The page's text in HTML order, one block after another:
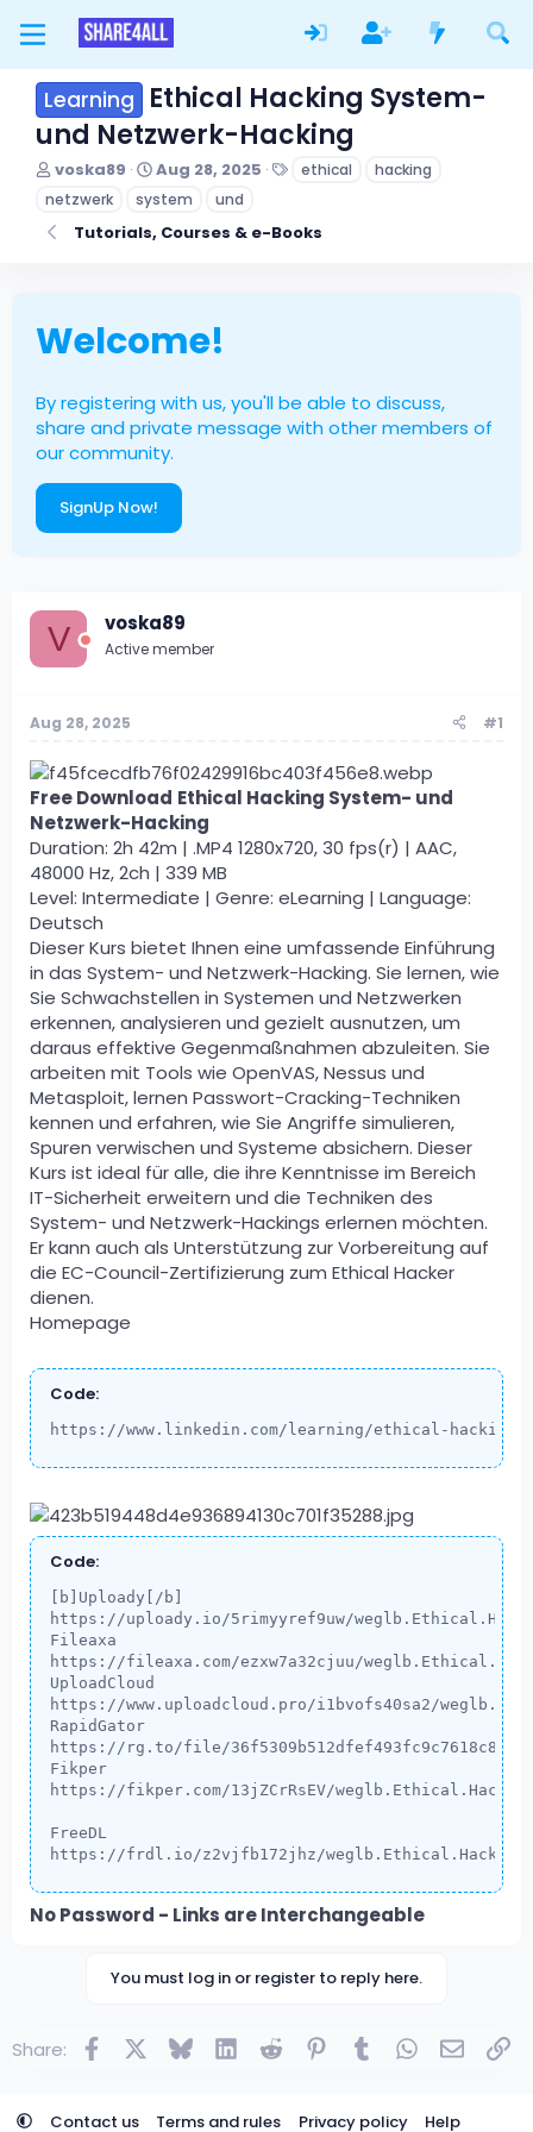
Learning
Ethical Hacking System-
und Netzwerk-Hacking
T
r
e
a
r
e
r
voska89
S
a
e
Aug 28, 2025
s
ethical
hacking
netzwerk
system und
Tutorials, Courses & e-Books
Welcome!
By registering with us, you'll be able to discuss,
share and private message with other members of
our community.
SignUp Now!
V voska89
Active member
Aug 28, 2025 #1
Free Download Ethical Hacking System- und
Netzwerk-Hacking
Duration: 2h 42m | .MP4 1280x720, 30 fps(r) | AAC,
48000 Hz, 2ch | 339 MB
Level: Intermediate | Genre: eLearning | Language:
Deutsch
Dieser Kurs bietet Ihnen eine umfassende Einführung
in das System- und Netzwerk-Hacking. Sie lernen, wie
Sie Schwachstellen in Systemen und Netzwerken
erkennen, analysieren und gezielt ausnutzen, um
daraus effektive Gegenmaßnahmen abzuleiten. Sie
arbeiten mit Tools wie OpenVAS, Nessus und
Metasploit, lernen Passwort-Cracking-Techniken
kennen und erfahren, wie Sie Angriffe simulieren,
Spuren verwischen und Systeme absichern. Dieser
Kurs ist ideal für alle, die ihre Kenntnisse im Bereich
IT-Sicherheit erweitern und die Techniken des
System- und Netzwerk-Hackings erlernen möchten.
Er kann auch als Unterstützung zur Vorbereitung auf
die EC-Council-Zertifizierung zum Ethical Hacker
dienen.
Homepage
Code:
https://www.linkedin.com/learning/ethical-hacking-
Code:
[b]Uploady[/b]
https://uploady.io/5rimyyref9uw/
Fileaxa
https://fileaxa.com/ezxw7a32cjuu/
UploadCloud
https://www.uploadcloud.pro/i1bvofs40sa2/
RapidGator
https://rg.to/file/
Fikper
https://fikper.com/13jZCrRsEV/
FreeDL
https://frdl.io/z2vjfb172jhz/
No Password - Links are Interchangeable
You must log in or register to reply here.
Share: FacebookBluesky LinkedInReddit Pinterest
TumblrWhatsApp
Email
Contact us Terms and rules Privacy policy
Help